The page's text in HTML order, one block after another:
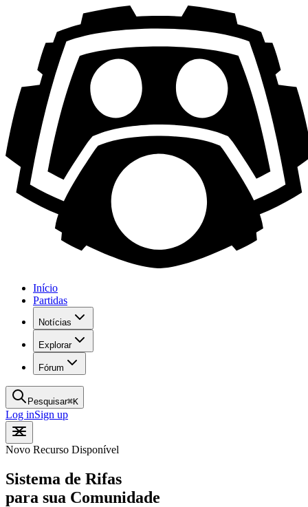
Início
Partidas
Notícias
Explorar
Fórum
Pesquisar⌘K
Log inSign up
Novo Recurso Disponível
Sistema de Rifas
para sua Comunidade